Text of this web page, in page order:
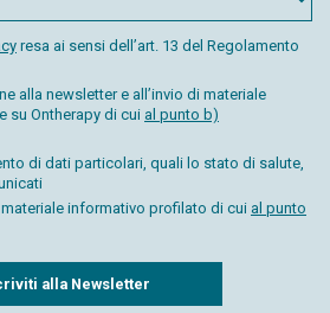
resa ai sensi dell’art. 13 del Regolamento
alla newsletter e all’invio di materiale
su Ontherapy di cui al punto b)
di dati particolari, quali lo stato di salute,
informativo profilato di cui al punto